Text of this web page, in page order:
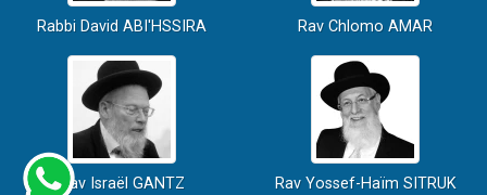
Rabbi David ABI'HSSIRA Rav Chlomo AMAR
Rav Israël GANTZ Rav Yossef-Haïm SITRUK